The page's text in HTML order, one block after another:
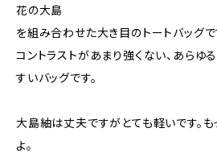
花の大島
を組み合わせた大き目のトートバッグで
コントラストがあまり強くない、あらゆ
すいバッグです。
大島紬は丈夫ですがとても軽いです。も
よ。